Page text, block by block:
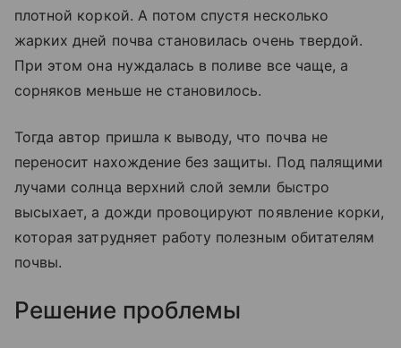
плотной коркой. А потом спустя несколько
жарких дней почва становилась очень твердой.
При этом она нуждалась в поливе все чаще, а
сорняков меньше не становилось.
Тогда автор пришла к выводу, что почва не
переносит нахождение без защиты. Под палящими
лучами солнца верхний слой земли быстро
высыхает, а дожди провоцируют появление корки,
которая затрудняет работу полезным обитателям
почвы.
Решение проблемы